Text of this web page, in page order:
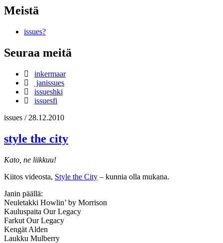
Meistä
issues?
Seuraa meitä
inkermaar
janissues
issueshki
issuesfi
issues / 28.12.2010
style the city
Kato, ne liikkuu!
Kiitos videosta, Style the City – kunnia olla mukana.
Janin päällä:
Neuletakki Howlin’ by Morrison
Kauluspaita Our Legacy
Farkut Our Legacy
Kengät Alden
Laukku Mulberry